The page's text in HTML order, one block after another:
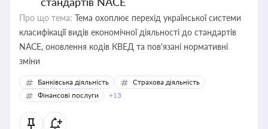
Про що тема: Тема охоплює перехід української системи
класифікації видів економічної діяльності до стандартів
NACE, оновлення кодів КВЕД та пов'язані нормативні
зміни
Банківська діяльність
Страхова діяльність
Фінансові послуги
+13